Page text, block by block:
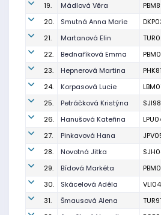
19.
Mádlová Věra
20.
Smutná Anna Marie
21.
Martanová Elin
22.
Bednaříková Emma
23.
Hepnerová Martina
24.
Korpasová Lucie
25.
Petráčková Kristýna
26.
Hanušová Kateřina
27.
Pinkavová Hana
28.
Novotná Jitka
29.
Bídová Markéta
30.
Skácelová Adéla
31.
Šmausová Alena